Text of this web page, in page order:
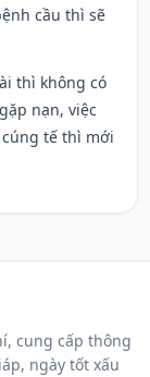
cầu thì sẽ
thì không có
nạn, việc
tế thì mới
cung cấp thông
ngày tốt xấu